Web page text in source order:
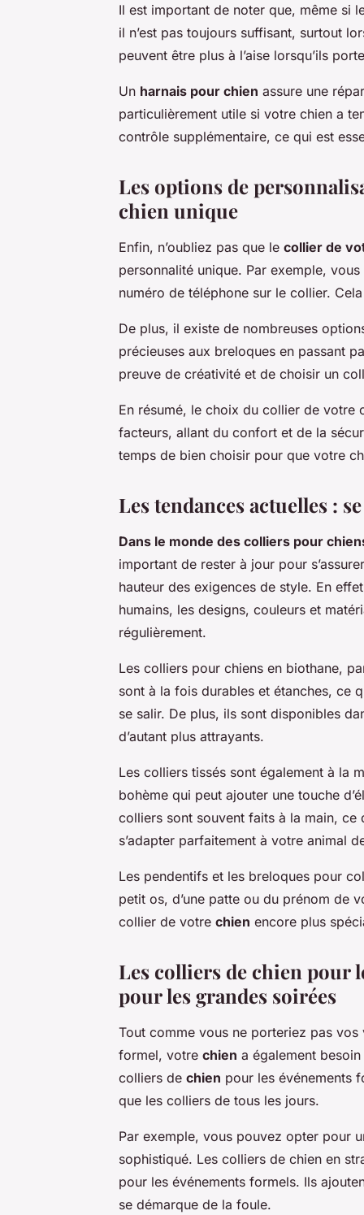
Il est important de noter que, même si
il n’est pas toujours suffisant, surtout
peuvent être plus à l’aise lorsqu’ils
Un harnais pour chien assure une
particulièrement utile si votre chien a
contrôle supplémentaire, ce qui est
Les options de
chien unique
Enfin, n’oubliez pas que le collier de
personnalité unique. Par exemple,
numéro de téléphone sur le collier.
De plus, il existe de nombreuses
précieuses aux breloques en passant
preuve de créativité et de choisir un
En résumé, le choix du collier de votre
facteurs, allant du confort et de la
temps de bien choisir pour que votre
Les tendances actuelles :
Dans le monde des colliers pour
important de rester à jour pour
hauteur des exigences de style. En
humains, les designs, couleurs et
régulièrement.
Les colliers pour chiens en biothane,
sont à la fois durables et étanches, ce
se salir. De plus, ils sont disponibles
d’autant plus attrayants.
Les colliers tissés sont également à la
bohème qui peut ajouter une touche
colliers sont souvent faits à la main, ce
s’adapter parfaitement à votre animal
Les pendentifs et les breloques pour
petit os, d’une patte ou du prénom de
collier de votre chien encore plus
Les colliers de chien pour
pour les grandes soirées
Tout comme vous ne porteriez pas
formel, votre chien a également besoin
colliers de chien pour les événements
que les colliers de tous les jours.
Par exemple, vous pouvez opter pour
sophistiqué. Les colliers de chien en
pour les événements formels. Ils
se démarque de la foule.